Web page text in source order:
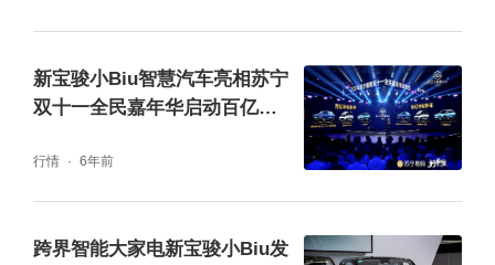
新宝骏小Biu智慧汽车亮相苏宁
双十一全民嘉年华启动百亿补
行情 6年前
跨界智能大家电新宝骏小Biu发